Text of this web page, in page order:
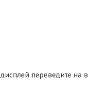
переведите на